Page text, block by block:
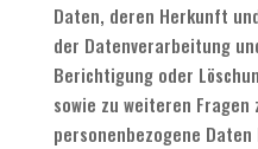
Daten, deren Herkunft
der Datenverarbeitung
Berichtigung oder
sowie zu weiteren Fragen
personenbezogene